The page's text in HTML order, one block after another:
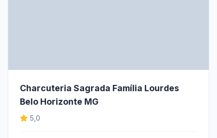
Charcuteria Sagrada Família Lourdes
Belo Horizonte MG
5,0